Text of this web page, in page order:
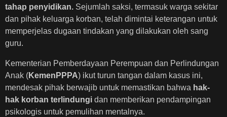
tahap penyidikan. Sejumlah saksi, termasuk warga sekitar
dan pihak keluarga korban, telah dimintai keterangan untuk
memperjelas dugaan tindakan yang dilakukan oleh sang
guru.
Kementerian Pemberdayaan Perempuan dan Perlindungan
Anak (KemenPPPA) ikut turun tangan dalam kasus ini,
mendesak pihak berwajib untuk memastikan bahwa hak-
hak korban terlindungi dan memberikan pendampingan
psikologis untuk pemulihan mentalnya.